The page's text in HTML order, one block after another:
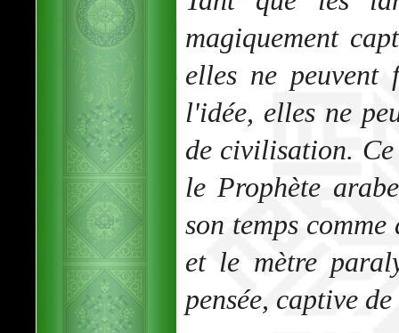
magiquement
elles ne peuvent
l'idée, elles ne
de civilisation. Ce
le Prophète
son temps
et le mètre
pensée, captive